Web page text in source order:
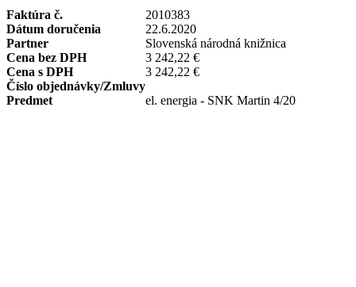
Faktúra č.
2010383
Dátum doručenia
22.6.2020
Partner
Slovenská národná knižnica
Cena bez DPH
3 242,22 €
Cena s DPH
3 242,22 €
Číslo objednávky/Zmluvy
Predmet
el. energia - SNK Martin 4/20